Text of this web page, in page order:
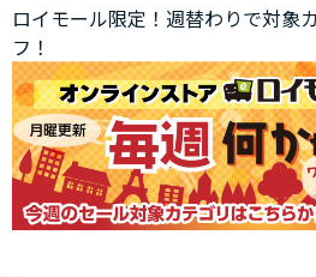
ロイモール限定！週替わりで対象
フ！